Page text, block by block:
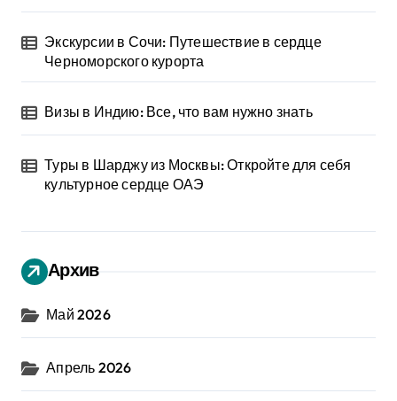
Экскурсии в Сочи: Путешествие в сердце
Черноморского курорта
Визы в Индию: Все, что вам нужно знать
Туры в Шарджу из Москвы: Откройте для себя
культурное сердце ОАЭ
Архив
Май 2026
Апрель 2026